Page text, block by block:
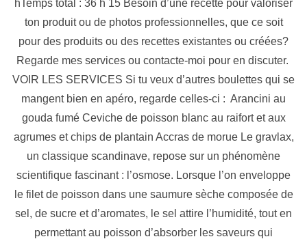
hTemps total : 36 h 15 Besoin d’une recette pour valoriser
ton produit ou de photos professionnelles, que ce soit
pour des produits ou des recettes existantes ou créées?
Regarde mes services ou contacte-moi pour en discuter.
VOIR LES SERVICES Si tu veux d’autres boulettes qui se
mangent bien en apéro, regarde celles-ci : Arancini au
gouda fumé Ceviche de poisson blanc au raifort et aux
agrumes et chips de plantain Accras de morue Le gravlax,
un classique scandinave, repose sur un phénomène
scientifique fascinant : l’osmose. Lorsque l’on enveloppe
le filet de poisson dans une saumure sèche composée de
sel, de sucre et d’aromates, le sel attire l’humidité, tout en
permettant au poisson d’absorber les saveurs qui